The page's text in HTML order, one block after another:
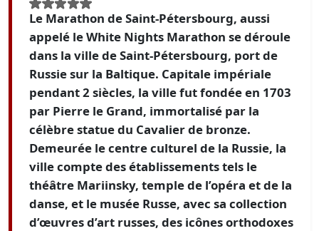
Le Marathon de Saint-Pétersbourg, aussi
appelé le White Nights Marathon se déroule
dans la ville de Saint-Pétersbourg, port de
Russie sur la Baltique. Capitale impériale
pendant 2 siècles, la ville fut fondée en 1703
par Pierre le Grand, immortalisé par la
célèbre statue du Cavalier de bronze.
Demeurée le centre culturel de la Russie, la
ville compte des établissements tels le
théâtre Mariinsky, temple de l’opéra et de la
danse, et le musée Russe, avec sa collection
d’œuvres d’art russes, des icônes orthodoxes